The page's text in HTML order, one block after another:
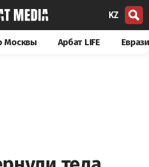
KZ
Москвы Арбат LIFE